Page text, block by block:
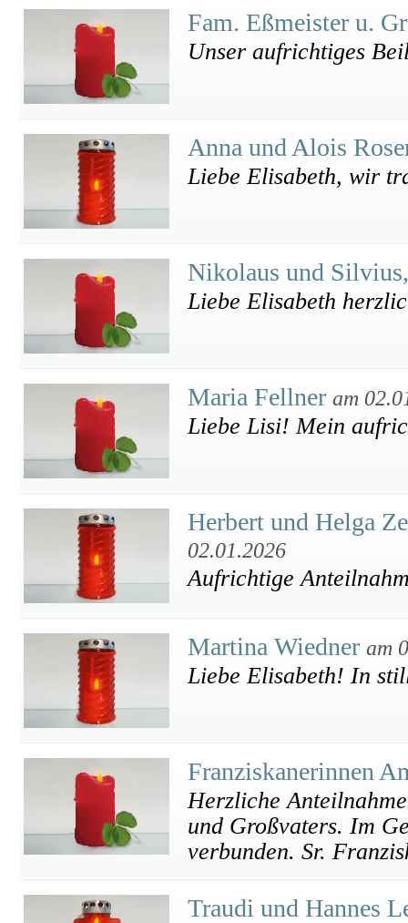
Fam. Eßmeister u.
Unser aufrichtiges
Anna und Alois
Liebe Elisabeth, wir
Nikolaus und
Liebe Elisabeth
Maria Fellner am
Liebe Lisi! Mein
Herbert und Helga
02.01.2026
Aufrichtige
Martina Wiedner am
Liebe Elisabeth! In
Franziskanerinnen
Herzliche
und Großvaters. Im
verbunden. Sr.
Traudi und Hannes